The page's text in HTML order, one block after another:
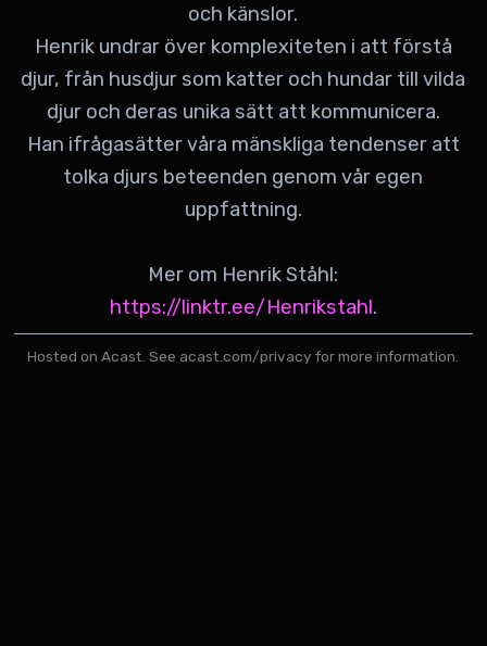
och känslor.
Henrik undrar över komplexiteten i att förstå
djur, från husdjur som katter och hundar till vilda
djur och deras unika sätt att kommunicera.
Han ifrågasätter våra mänskliga tendenser att
tolka djurs beteenden genom vår egen
uppfattning.
Mer om Henrik Ståhl:
https://linktr.ee/Henrikstahl.
Hosted on Acast. See acast.com/privacy for more information.